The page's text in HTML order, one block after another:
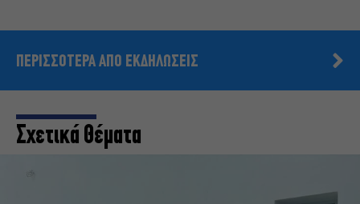
ΠΕΡΙΣΣΟΤΕΡΑ ΑΠΟ ΕΚΔΗΛΩΣΕΙΣ
Σχετικά Θέματα